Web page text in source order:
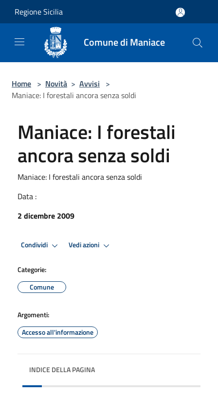
Regione Sicilia
Comune di Maniace
Home > Novità > Avvisi >
Maniace: I forestali ancora senza soldi
Maniace: I forestali
ancora senza soldi
Maniace: I forestali ancora senza soldi
Data :
2 dicembre 2009
Condividi Vedi azioni
Categorie:
Comune
Argomenti:
Accesso all'informazione
INDICE DELLA PAGINA